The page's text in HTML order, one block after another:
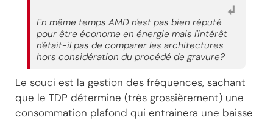
En même temps AMD n'est pas bien réputé
pour être économe en énergie mais l'intérêt
n'était-il pas de comparer les architectures
hors considération du procédé de gravure?
Le souci est la gestion des fréquences, sachant
que le TDP détermine (très grossièrement) une
consommation plafond qui entrainera une baisse